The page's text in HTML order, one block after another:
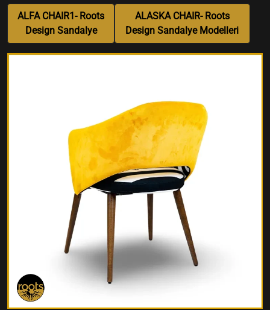
ALFA CHAIR1- Roots
Design Sandalye
ALASKA CHAIR- Roots
Design Sandalye Modelleri